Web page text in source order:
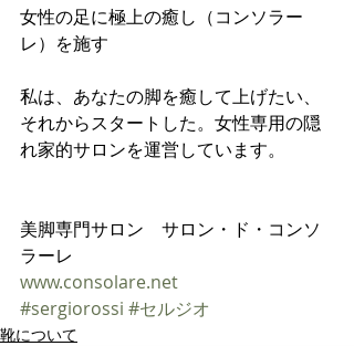
女性の足に極上の癒し（コンソラー
レ）を施す
私は、あなたの脚を癒して上げたい、
それからスタートした。女性専用の隠
れ家的サロンを運営しています。
美脚専門サロン　サロン・ド・コンソ
ラーレ
www.consolare.net
#sergiorossi #セルジオ
靴について